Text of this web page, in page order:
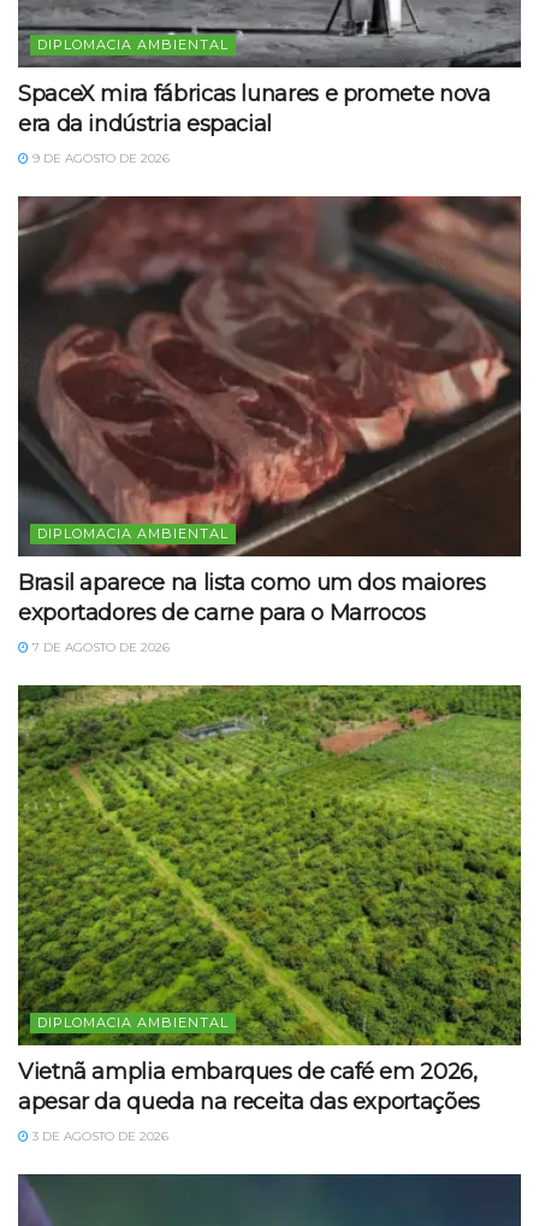
DIPLOMACIA AMBIENTAL
SpaceX mira fábricas lunares e promete nova
era da indústria espacial
9 DE AGOSTO DE 2026
DIPLOMACIA AMBIENTAL
Brasil aparece na lista como um dos maiores
exportadores de carne para o Marrocos
7 DE AGOSTO DE 2026
DIPLOMACIA AMBIENTAL
Vietnã amplia embarques de café em 2026,
apesar da queda na receita das exportações
3 DE AGOSTO DE 2026